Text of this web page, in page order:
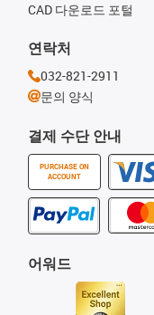
결제 수단 안내
PURCHASE ON
ACCOUNT
CAD 다운로드 포털
어워드
연락처
032-821-2911
문의 양식